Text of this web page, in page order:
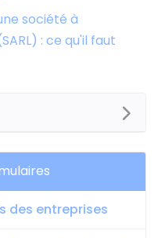
société à
: ce qu'il faut
des entreprises